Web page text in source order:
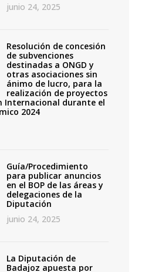
junio 24, 2025
Resolución de concesión
de subvenciones
destinadas a ONGD y
otras asociaciones sin
ánimo de lucro, para la
realización de proyectos
Internacional durante el
2024
Guía/Procedimiento
para publicar anuncios
en el BOP de las áreas y
delegaciones de la
Diputación
junio 24, 2025
La Diputación de
Badajoz apuesta por